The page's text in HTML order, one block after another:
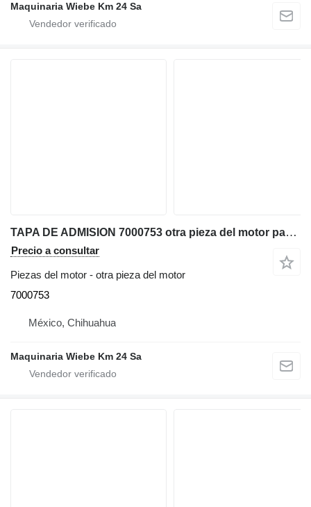
Maquinaria Wiebe Km 24 Sa
TAPA DE ADMISION 7000753 otra pieza del motor para Bobcat S160 minicargadora
Precio a consultar
Piezas del motor - otra pieza del motor
7000753
México, Chihuahua
Maquinaria Wiebe Km 24 Sa